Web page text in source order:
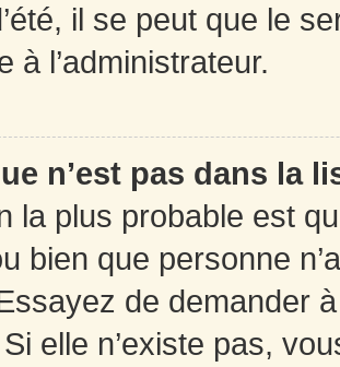
il se peut que le
à l’administrateur.
n’est pas dans la
la plus probable est
bien que personne
de demander
elle n’existe pas,